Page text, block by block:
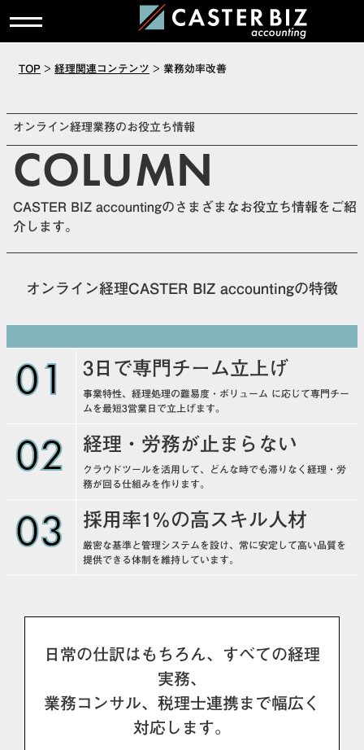
TOP > 経理関連コンテンツ > 業務効率改善
オンライン経理業務のお役立ち情報
COLUMN
CASTER BIZ accountingのさまざまなお役立ち情報をご紹
介します。
オンライン経理CASTER BIZ accountingの特徴
01 3日で専門チーム立上げ
事業特性、経理処理の難易度・ボリューム に応じて専門チー
ムを最短3営業日で立上げます。
02 経理・労務が止まらない
クラウドツールを活用して、どんな時でも滞りなく経理・労
務が回る仕組みを作ります。
03 採用率1%の高スキル人材
厳密な基準と管理システムを設け、常に安定して高い品質を
提供できる体制を維持しています。
日常の仕訳はもちろん、すべての経理
実務、
業務コンサル、税理士連携まで幅広く
対応します。